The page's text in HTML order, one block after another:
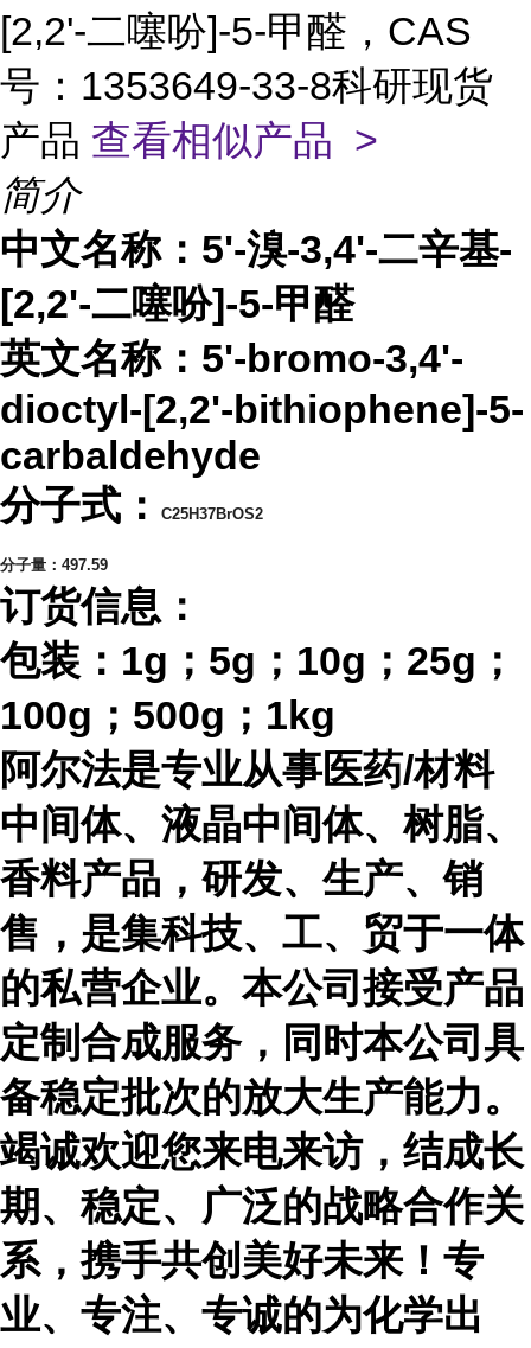
[2,2'-二噻吩]-5-甲醛，CAS
号：1353649-33-8科研现货
产品 查看相似产品 >
简介
中文名称： 5'-溴-3,4'-二辛基-
[2,2'-二噻吩]-5-甲醛
英文名称： 5'-bromo-3,4'-
dioctyl-[2,2'-bithiophene]-5-
carbaldehyde
分子式：
C25H37BrOS2
分子量： 497.59
订货信息：
包装： 1g；5g；10g；25g；
100g；500g；1kg
阿尔法是专业从事医药/材料
中间体、液晶中间体、树脂、
香料产品，研发、生产、销
售，是集科技、工、贸于一体
的私营企业。本公司接受产品
定制合成服务，同时本公司具
备稳定批次的放大生产能力。
竭诚欢迎您来电来访，结成长
期、稳定、广泛的战略合作关
系，携手共创美好未来！专
业、专注、专诚的为化学出